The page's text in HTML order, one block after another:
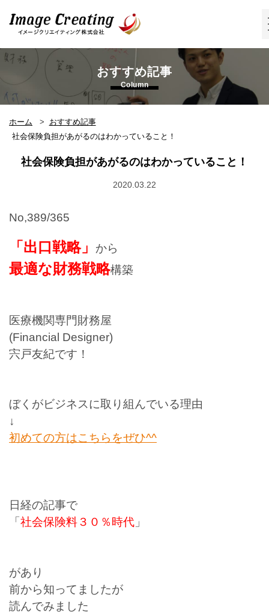
社
おすすめ記事
Column
ホーム
おすすめ記事
社会保険負担があがるのはわかっていること！
社会保険負担があがるのはわかっていること！
2020.03.22
No,389/365
「出口戦略」 から
最適な財務戦略構築
医療機関専門財務屋
(Financial Designer)
宍戸友紀です！
ぼくがビジネスに取り組んでいる理由
↓
初めての方はこちらをぜひ^^
日経の記事で
「 社会保険料３０％時代 」
があり
前から知ってましたが
読んでみました